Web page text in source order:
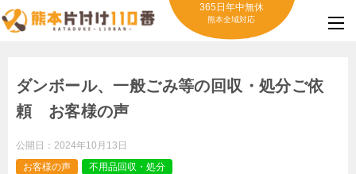
365日年中無休
熊本全域対応
ダンボール、一般ごみ等の回収・処分ご依
頼 お客様の声
公開日： 2024年10月13日
お客様の声
不用品回収・処分